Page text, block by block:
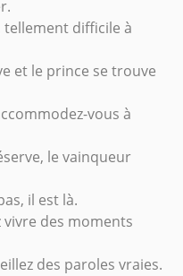
tellement difficile à
et le prince se trouve
vous à
le vainqueur
il est là.
vivre des moments
des paroles vraies.